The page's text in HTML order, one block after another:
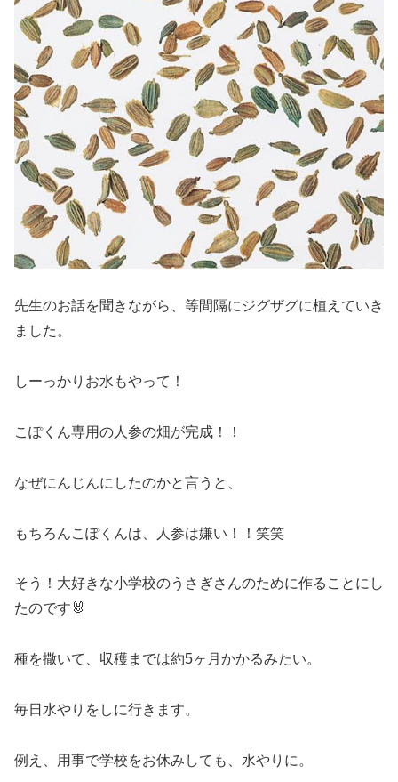
先生のお話を聞きながら、等間隔にジグザグに植えていき
ました。
しーっかりお水もやって！
こぽくん専用の人参の畑が完成！！
なぜにんじんにしたのかと言うと、
もちろんこぽくんは、人参は嫌い！！笑笑
そう！大好きな小学校のうさぎさんのために作ることにし
たのです🐰
種を撒いて、収穫までは約5ヶ月かかるみたい。
毎日水やりをしに行きます。
例え、用事で学校をお休みしても、水やりに。